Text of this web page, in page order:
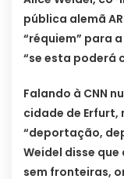
pública alemã
“réquiem” para
“se esta poderá
Falando à CNN
cidade de Erfurt,
“deportação,
Weidel disse que
sem fronteiras,